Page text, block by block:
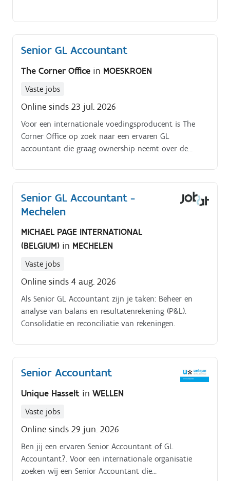
Senior GL Accountant
The Corner Office in MOESKROEN
Vaste jobs
Online sinds 23 jul. 2026
Voor een internationale voedingsproducent is The
Corner Office op zoek naar een ervaren GL
accountant die graag ownership neemt over de
entiteiten binnen een dynamische en groeiende
familiale omgeving Als GL Accountant ben je
verantwoordelijk voor de correcte verwerking en
opvolging van de algemene boekhouding van
werkt nauw samen met de finance collega’s in
binnen- en buitenland en rapporteert aan de
Accounting Manager Samen met jouw collega ben je
verantwoordelijk voor de volledige A-Z boekhouding
van meerdere vennootschappen binnen de groep Je
verzorgt de maand-, kwartaal- en jaarafsluitingen
volgens de geldende accountingrichtlijnen Je bereidt
balansdossiers voor en staat in voor de reconciliatie
intrastat-aangiftes en andere wettelijke
verplichtingen op Je verwerkt en controleert
intercompany transacties en ondersteunt bij de
consolidatieactiviteiten Je werkt nauw samen met
collega’s van de boekhouding, controlling en treasury
Je denkt actief mee na over de optimalisatie van
processen en systemen binnen de finance afdeling.
Senior GL Accountant -
Mechelen
MICHAEL PAGE INTERNATIONAL
(BELGIUM) in MECHELEN
Vaste jobs
Online sinds 4 aug. 2026
Als Senior GL Accountant zijn je taken: Beheer en
analyse van balans en resultatenrekening (P&L).
Consolidatie en reconciliatie van rekeningen.
Senior Accountant
Unique Hasselt in WELLEN
Vaste jobs
Online sinds 29 jun. 2026
Ben jij een ervaren Senior Accountant of GL
Accountant?. Voor een internationale organisatie
zoeken wij een Senior Accountant die